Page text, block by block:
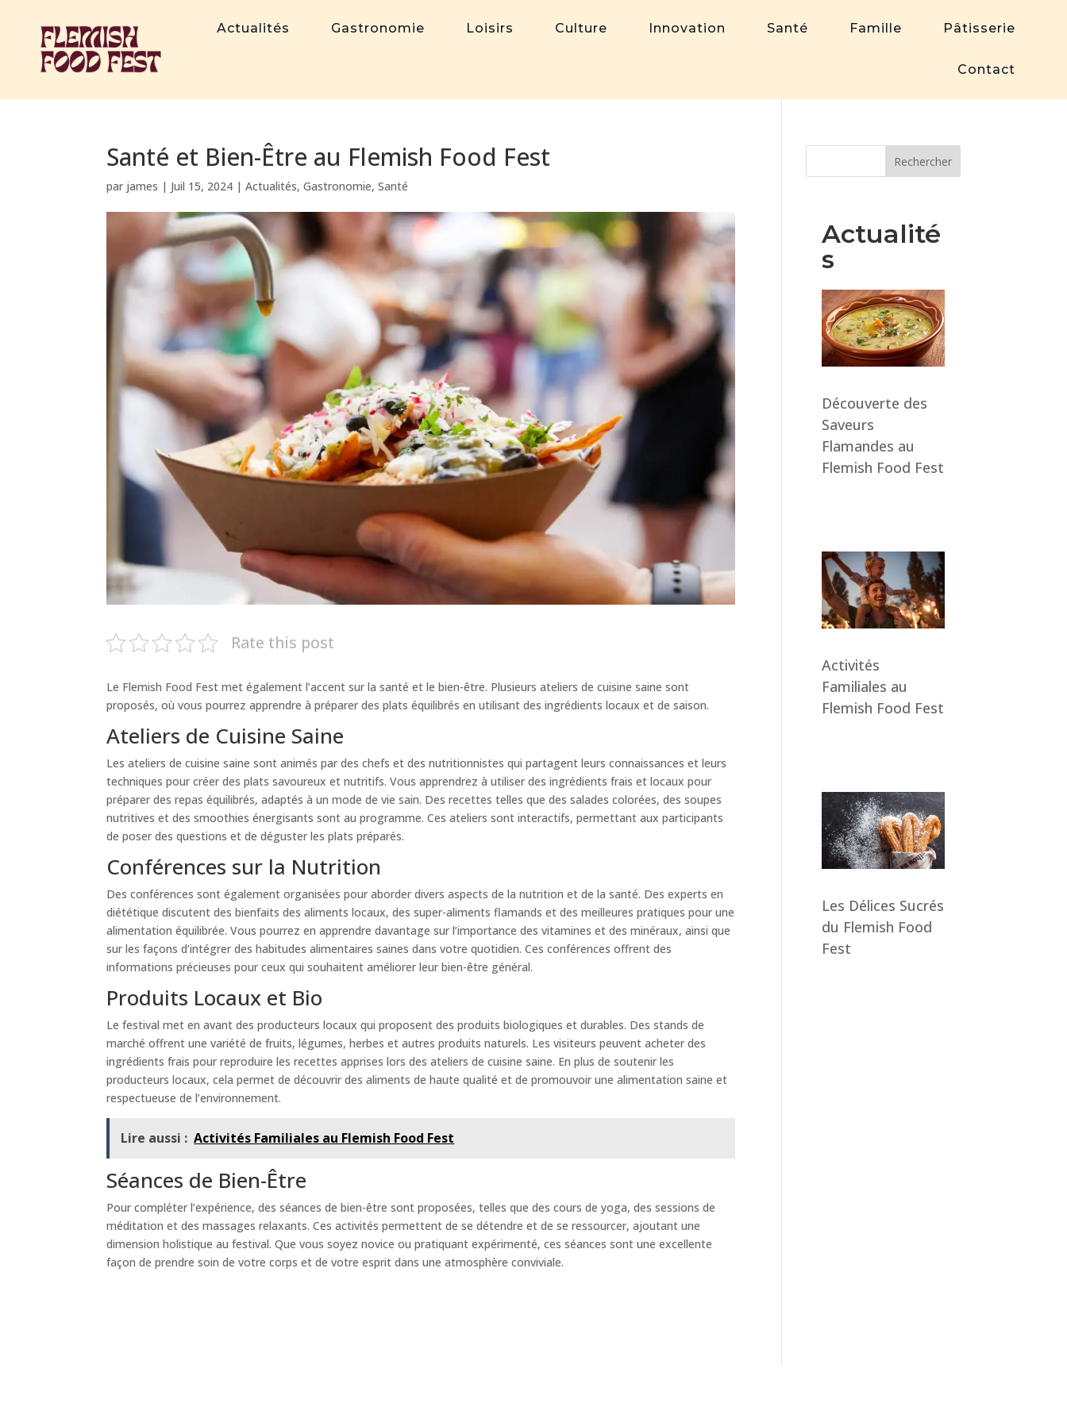
Actualités Gastronomie Loisirs Culture Innovation Santé Famille Pâtisserie
Contact
Santé et Bien-Être au Flemish Food Fest
par james | Juil 15, 2024 |Actualités,Gastronomie,Santé
Rate this post
Le Flemish Food Fest met également l’accent sur la santé et le bien-être. Plusieurs ateliers de cuisine saine sont
proposés, où vous pourrez apprendre à préparer des plats équilibrés en utilisant des ingrédients locaux et de saison.
Ateliers de Cuisine Saine
Les ateliers de cuisine saine sont animés par des chefs et des nutritionnistes qui partagent leurs connaissances et leurs
techniques pour créer des plats savoureux et nutritifs. Vous apprendrez à utiliser des ingrédients frais et locaux pour
préparer des repas équilibrés, adaptés à un mode de vie sain. Des recettes telles que des salades colorées, des soupes
nutritives et des smoothies énergisants sont au programme. Ces ateliers sont interactifs, permettant aux participants
de poser des questions et de déguster les plats préparés.
Conférences sur la Nutrition
Des conférences sont également organisées pour aborder divers aspects de la nutrition et de la santé. Des experts en
diététique discutent des bienfaits des aliments locaux, des super-aliments flamands et des meilleures pratiques pour une
alimentation équilibrée. Vous pourrez en apprendre davantage sur l’importance des vitamines et des minéraux, ainsi que
sur les façons d’intégrer des habitudes alimentaires saines dans votre quotidien. Ces conférences offrent des
informations précieuses pour ceux qui souhaitent améliorer leur bien-être général.
Produits Locaux et Bio
Le festival met en avant des producteurs locaux qui proposent des produits biologiques et durables. Des stands de
marché offrent une variété de fruits, légumes, herbes et autres produits naturels. Les visiteurs peuvent acheter des
ingrédients frais pour reproduire les recettes apprises lors des ateliers de cuisine saine. En plus de soutenir les
producteurs locaux, cela permet de découvrir des aliments de haute qualité et de promouvoir une alimentation saine et
respectueuse de l’environnement.
Lire aussi : Activités Familiales au Flemish Food Fest
Séances de Bien-Être
Pour compléter l’expérience, des séances de bien-être sont proposées, telles que des cours de yoga, des sessions de
méditation et des massages relaxants. Ces activités permettent de se détendre et de se ressourcer, ajoutant une
dimension holistique au festival. Que vous soyez novice ou pratiquant expérimenté, ces séances sont une excellente
façon de prendre soin de votre corps et de votre esprit dans une atmosphère conviviale.
Rechercher
Actualité
s
Découverte des
Saveurs
Flamandes au
Flemish Food Fest
Activités
Familiales au
Flemish Food Fest
Les Délices Sucrés
du Flemish Food
Fest